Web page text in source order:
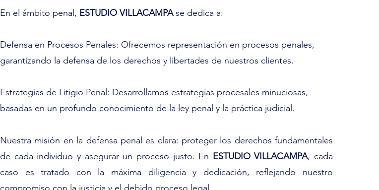
En el ámbito penal, ESTUDIO VILLACAMPAse dedica a:
Defensa en Procesos Penales: Ofrecemos representación en procesos penales,
garantizando la defensa de los derechos y libertades de nuestros clientes.
Estrategias de Litigio Penal: Desarrollamos estrategias procesales minuciosas,
basadas en un profundo conocimiento de la ley penal y la práctica judicial.
Nuestra misión en la defensa penal es clara: proteger los derechos fundamentales
de cada individuo y asegurar un proceso justo. En ESTUDIO VILLACAMPA, cada
caso es tratado con la máxima diligencia y dedicación, reflejando nuestro